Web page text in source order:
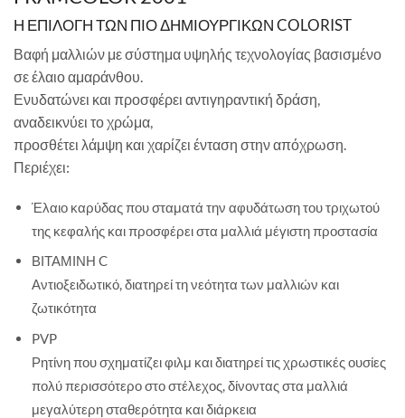
Η ΕΠΙΛΟΓΗ ΤΩΝ ΠΙΟ ΔΗΜΙΟΥΡΓΙΚΩΝ COLORIST
Βαφή μαλλιών με σύστημα υψηλής τεχνολογίας βασισμένο
σε έλαιο αμαράνθου.
Ενυδατώνει και προσφέρει αντιγηραντική δράση,
αναδεικνύει το χρώμα,
προσθέτει λάμψη και χαρίζει ένταση στην απόχρωση.
Περιέχει:
Έλαιο καρύδας που σταματά την αφυδάτωση του τριχωτού
της κεφαλής και προσφέρει στα μαλλιά μέγιστη προστασία
ΒΙΤΑΜΙΝΗ C
Αντιοξειδωτικό, διατηρεί τη νεότητα των μαλλιών και
ζωτικότητα
PVP
Ρητίνη που σχηματίζει φιλμ και διατηρεί τις χρωστικές ουσίες
πολύ περισσότερο στο στέλεχος, δίνοντας στα μαλλιά
μεγαλύτερη σταθερότητα και διάρκεια